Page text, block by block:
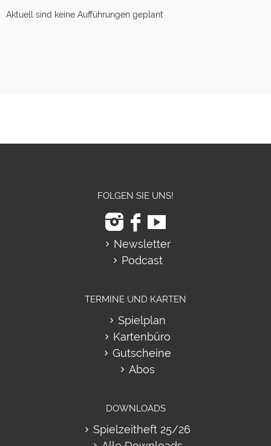
Aktuell sind keine Aufführungen geplant
FOLGEN SIE UNS!
Newsletter
Podcast
TERMINE UND KARTEN
Spielplan
Kartenbüro
Gutscheine
Abos
DOWNLOADS
Spielzeitheft 25/26